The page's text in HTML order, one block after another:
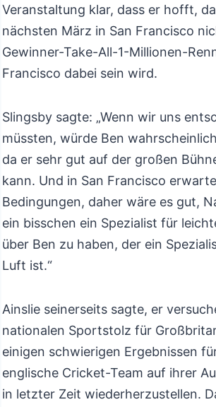
Veranstaltung klar, dass er hofft,
nächsten März in San Francisco
Gewinner-Take-All-1-Millionen-
Francisco dabei sein wird.
Slingsby sagte: „Wenn wir uns
müssten, würde Ben
da er sehr gut auf der großen
kann. Und in San Francisco
Bedingungen, daher wäre es gut,
ein bisschen ein Spezialist für
über Ben zu haben, der ein
Luft ist.“
Ainslie seinerseits sagte, er
nationalen Sportstolz für
einigen schwierigen Ergebnissen
englische Cricket-Team auf ihrer
in letzter Zeit wiederherzustellen.